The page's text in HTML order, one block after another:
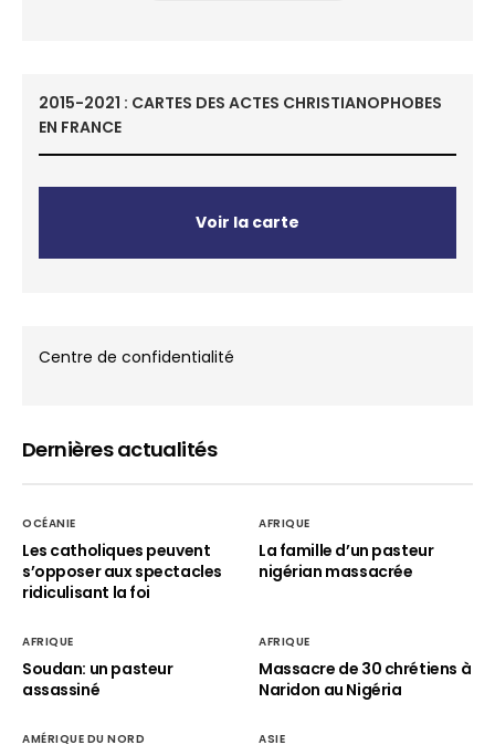
2015-2021 : CARTES DES ACTES CHRISTIANOPHOBES
EN FRANCE
Voir la carte
Centre de confidentialité
Dernières actualités
OCÉANIE
Les catholiques peuvent
s’opposer aux spectacles
ridiculisant la foi
AFRIQUE
La famille d’un pasteur
nigérian massacrée
AFRIQUE
Soudan: un pasteur
assassiné
AFRIQUE
Massacre de 30 chrétiens à
Naridon au Nigéria
AMÉRIQUE DU NORD ASIE